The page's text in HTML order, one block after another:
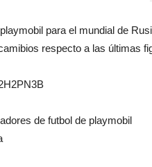
para el mundial de
respecto a las últimas
de futbol de playmobil